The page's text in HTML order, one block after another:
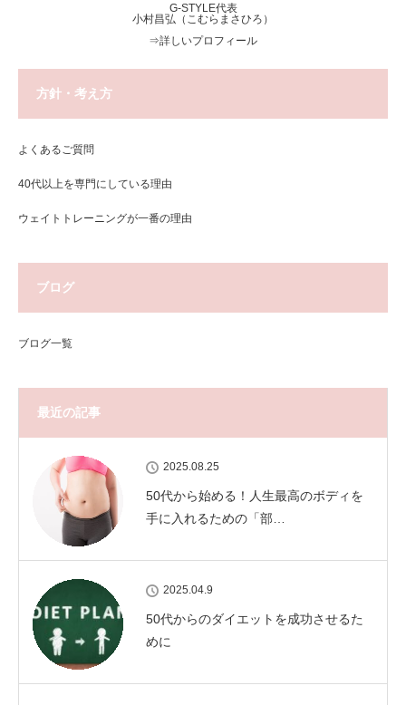
G-STYLE代表
小村昌弘（こむらまさひろ）
⇒詳しいプロフィール
方針・考え方
よくあるご質問
40代以上を専門にしている理由
ウェイトトレーニングが一番の理由
ブログ
ブログ一覧
最近の記事
2025.08.25
50代から始める！人生最高のボディを
手に入れるための「部…
2025.04.9
50代からのダイエットを成功させるた
めに